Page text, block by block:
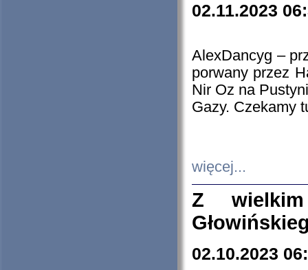
02.11.2023
AlexDancyg –
porwany przez
Nir Oz na
Gazy. Czekamy
więcej...
Z
02.10.2023